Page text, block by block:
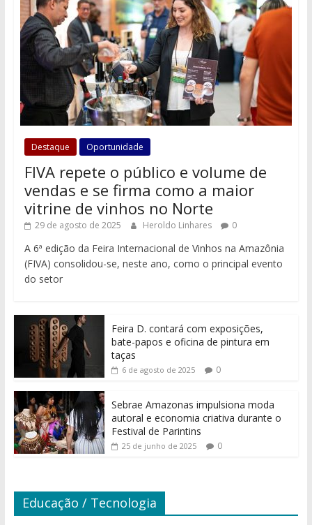
Destaque Oportunidade
FIVA repete o público e volume de
vendas e se firma como a maior
vitrine de vinhos no Norte
29 de agosto de 2025 Heroldo Linhares 0
A 6ª edição da Feira Internacional de Vinhos na Amazônia
(FIVA) consolidou-se, neste ano, como o principal evento
do setor
Feira D. contará com exposições,
bate-papos e oficina de pintura em
taças
6 de agosto de 2025 0
Sebrae Amazonas impulsiona moda
autoral e economia criativa durante o
Festival de Parintins
25 de junho de 2025 0
Educação / Tecnologia